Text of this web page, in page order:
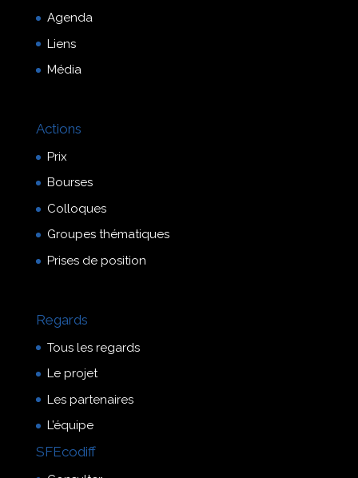
Agenda
Liens
Média
Actions
Prix
Bourses
Colloques
Groupes thématiques
Prises de position
Regards
Tous les regards
Le projet
Les partenaires
L’équipe
SFEcodiff